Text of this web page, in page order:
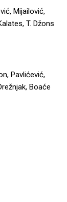
Mijailović,
T. Džons
Pavlićević,
Boaće